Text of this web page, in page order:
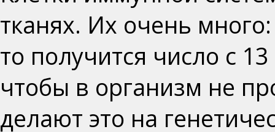
тканях. Их очень
то получится число с
чтобы в организм не
делают это на